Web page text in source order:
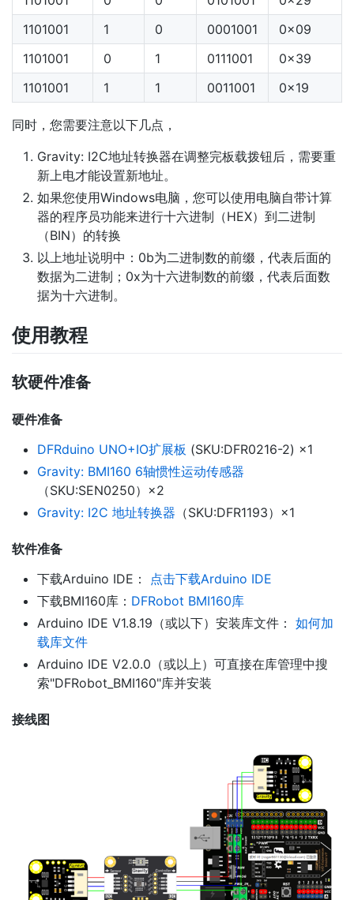
1101001
1 0 0001001
0x09
1101001
0 1 0111001
0x39
1101001
1 1 0011001 0x19
同时，您需要注意以下几点，
Gravity: I2C地址转换器在调整完板载拨钮后，需要重
新上电才能设置新地址。
如果您使用Windows电脑，您可以使用电脑自带计算
器的程序员功能来进行十六进制（HEX）到二进制
（BIN）的转换
以上地址说明中：0b为二进制数的前缀，代表后面的
数据为二进制；0x为十六进制数的前缀，代表后面数
据为十六进制。
使用教程
软硬件准备
硬件准备
DFRduino UNO+IO扩展板 (SKU:DFR0216-2) ×1
Gravity: BMI160 6轴惯性运动传感器
（SKU:SEN0250）×2
Gravity: I2C 地址转换器 （SKU:DFR1193）×1
软件准备
下载Arduino IDE： 点击下载Arduino IDE
下载BMI160库： DFRobot BMI160库
Arduino IDE V1.8.19（或以下）安装库文件： 如何加
载库文件
Arduino IDE V2.0.0（或以上）可直接在库管理中搜
索"DFRobot_BMI160"库并安装
接线图